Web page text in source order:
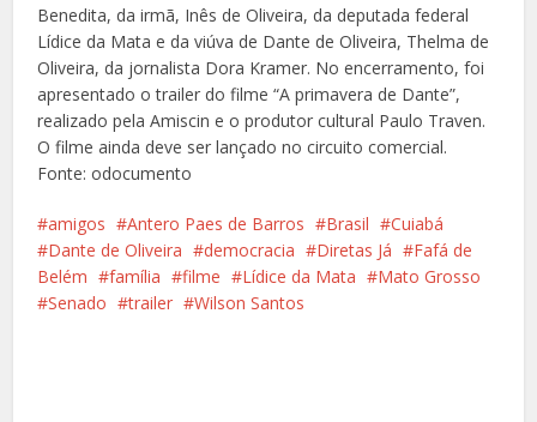
Benedita, da irmã, Inês de Oliveira, da deputada federal
Lídice da Mata e da viúva de Dante de Oliveira, Thelma de
Oliveira, da jornalista Dora Kramer. No encerramento, foi
apresentado o trailer do filme “A primavera de Dante”,
realizado pela Amiscin e o produtor cultural Paulo Traven.
O filme ainda deve ser lançado no circuito comercial.
Fonte: odocumento
amigos Antero Paes de Barros Brasil
Cuiabá
Dante de Oliveira
democracia Diretas Já
Fafá de
Belém
família filme Lídice da Mata
Mato Grosso
Senado
trailer Wilson Santos